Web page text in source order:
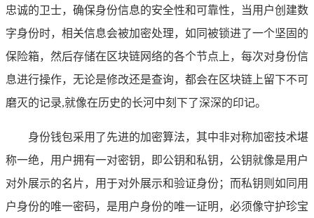
忠诚的卫士，确保身份信息的安全性和可靠性，当用户创建数
字身份时，相关信息会被加密处理，如同被锁进了一个坚固的
保险箱，然后存储在区块链网络的各个节点上，每次对身份信
息进行操作，无论是修改还是查询，都会在区块链上留下不可
磨灭的记录,就像在历史的长河中刻下了深深的印记。
身份钱包采用了先进的加密算法，其中非对称加密技术堪
称一绝，用户拥有一对密钥，即公钥和私钥，公钥就像是用户
对外展示的名片，用于对外展示和验证身份；而私钥则如同用
户身份的唯一密码，是用户身份的唯一证明，必须像守护珍宝